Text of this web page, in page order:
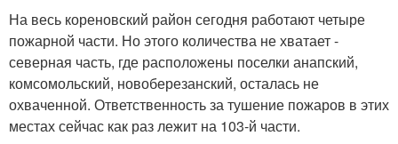
На весь кореновский район сегодня работают четыре
пожарной части. Но этого количества не хватает -
северная часть, где расположены поселки анапский,
комсомольский, новоберезанский, осталась не
охваченной. Ответственность за тушение пожаров в этих
местах сейчас как раз лежит на 103-й части.